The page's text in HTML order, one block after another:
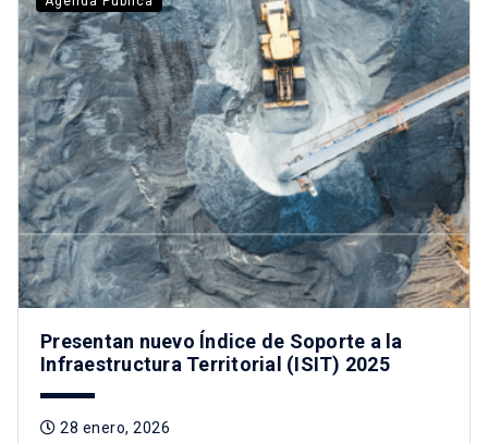
Presentan nuevo Índice de Soporte a la
Infraestructura Territorial (ISIT) 2025
28 enero, 2026